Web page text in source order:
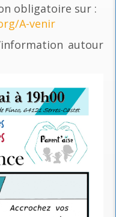
obligatoire sur :
A-venir
autour